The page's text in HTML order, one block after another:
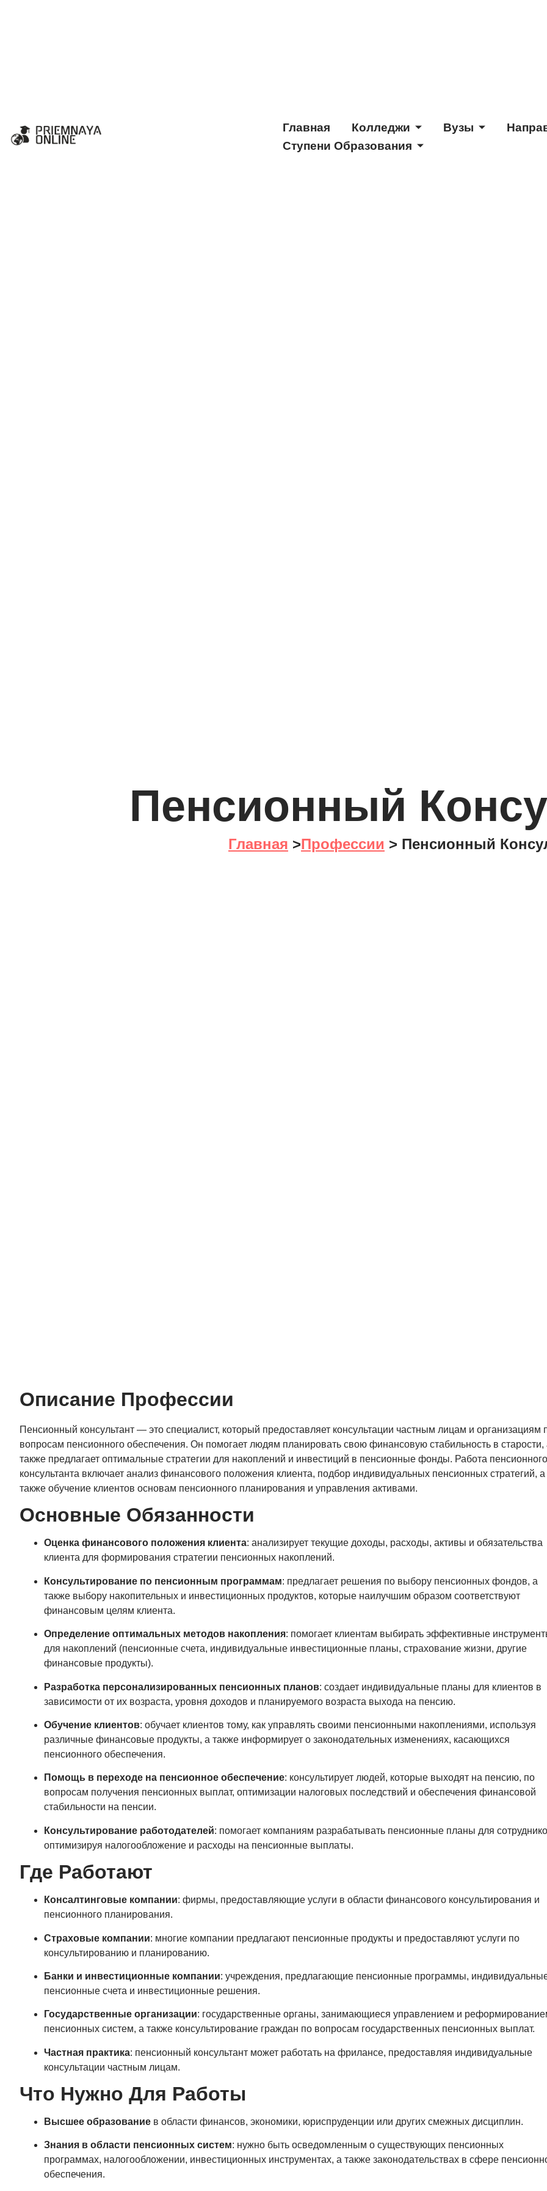
Главная Колледжи Вузы
Ступени Образования
Пенсионный
Главная >Профессии > Пенсионный
Описание Профессии
Пенсионный консультант — это специалист, который предоставляет консультации частным лицам и организациям
вопросам пенсионного обеспечения. Он помогает людям планировать свою финансовую стабильность в старости,
также предлагает оптимальные стратегии для накоплений и инвестиций в пенсионные фонды. Работа пенсионного
консультанта включает анализ финансового положения клиента, подбор индивидуальных пенсионных стратегий, а
также обучение клиентов основам пенсионного планирования и управления активами.
Основные Обязанности
Оценка финансового положения клиента: анализирует текущие доходы, расходы, активы и обязательства
клиента для формирования стратегии пенсионных накоплений.
Консультирование по пенсионным программам: предлагает решения по выбору пенсионных фондов, а
также выбору накопительных и инвестиционных продуктов, которые наилучшим образом соответствуют
финансовым целям клиента.
Определение оптимальных методов накопления: помогает клиентам выбирать эффективные
для накоплений (пенсионные счета, индивидуальные инвестиционные планы, страхование жизни, другие
финансовые продукты).
Разработка персонализированных пенсионных планов: создает индивидуальные планы для клиентов в
зависимости от их возраста, уровня доходов и планируемого возраста выхода на пенсию.
Обучение клиентов: обучает клиентов тому, как управлять своими пенсионными накоплениями, используя
различные финансовые продукты, а также информирует о законодательных изменениях, касающихся
пенсионного обеспечения.
Помощь в переходе на пенсионное обеспечение: консультирует людей, которые выходят на пенсию, по
вопросам получения пенсионных выплат, оптимизации налоговых последствий и обеспечения финансовой
стабильности на пенсии.
Консультирование работодателей: помогает компаниям разрабатывать пенсионные планы для
оптимизируя налогообложение и расходы на пенсионные выплаты.
Где Работают
Консалтинговые компании: фирмы, предоставляющие услуги в области финансового консультирования и
пенсионного планирования.
Страховые компании: многие компании предлагают пенсионные продукты и предоставляют услуги по
консультированию и планированию.
Банки и инвестиционные компании: учреждения, предлагающие пенсионные программы,
пенсионные счета и инвестиционные решения.
Государственные организации: государственные органы, занимающиеся управлением и
пенсионных систем, а также консультирование граждан по вопросам государственных пенсионных выплат.
Частная практика: пенсионный консультант может работать на фрилансе, предоставляя индивидуальные
консультации частным лицам.
Что Нужно Для Работы
Высшее образование в области финансов, экономики, юриспруденции или других смежных дисциплин.
Знания в области пенсионных систем: нужно быть осведомленным о существующих пенсионных
программах, налогообложении, инвестиционных инструментах, а также законодательствах в сфере
обеспечения.